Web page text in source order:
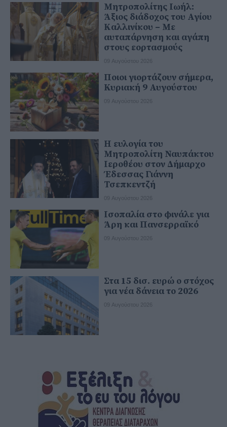
Μητροπολίτης Ιωήλ:
Άξιος διάδοχος του Αγίου
Καλλινίκου – Με
αυταπάρνηση και αγάπη
στους εορτασμούς
09 Αυγούστου 2026
Ποιοι γιορτάζουν σήμερα,
Κυριακή 9 Αυγούστου
09 Αυγούστου 2026
Η ευλογία του
Μητροπολίτη Ναυπάκτου
Ιεροθέου στον Δήμαρχο
Έδεσσας Γιάννη
Τσεπκεντζή
09 Αυγούστου 2026
Ισοπαλία στο φινάλε για
Άρη και Πανσερραϊκό
09 Αυγούστου 2026
Στα 15 δισ. ευρώ ο στόχος
για νέα δάνεια το 2026
09 Αυγούστου 2026